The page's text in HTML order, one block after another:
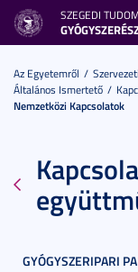
SZEGEDI
Az Egyetemről
Általános Ismertető
Nemzetközi Kapcsolatok
GYÓGYSZERIPARI